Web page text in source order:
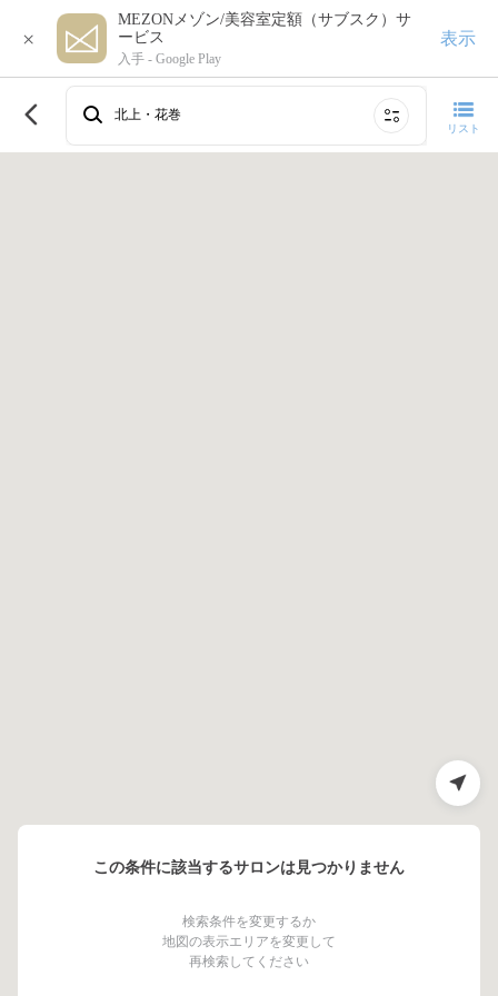
×
MEZONメゾン/美容室定額（サブスク）サ
ービス
入手 - Google Play
表示
北上・花巻
リスト
このエリアで再検索する
この条件に該当するサロンは見つかりません
検索条件を変更するか
地図の表示エリアを変更して
再検索してください